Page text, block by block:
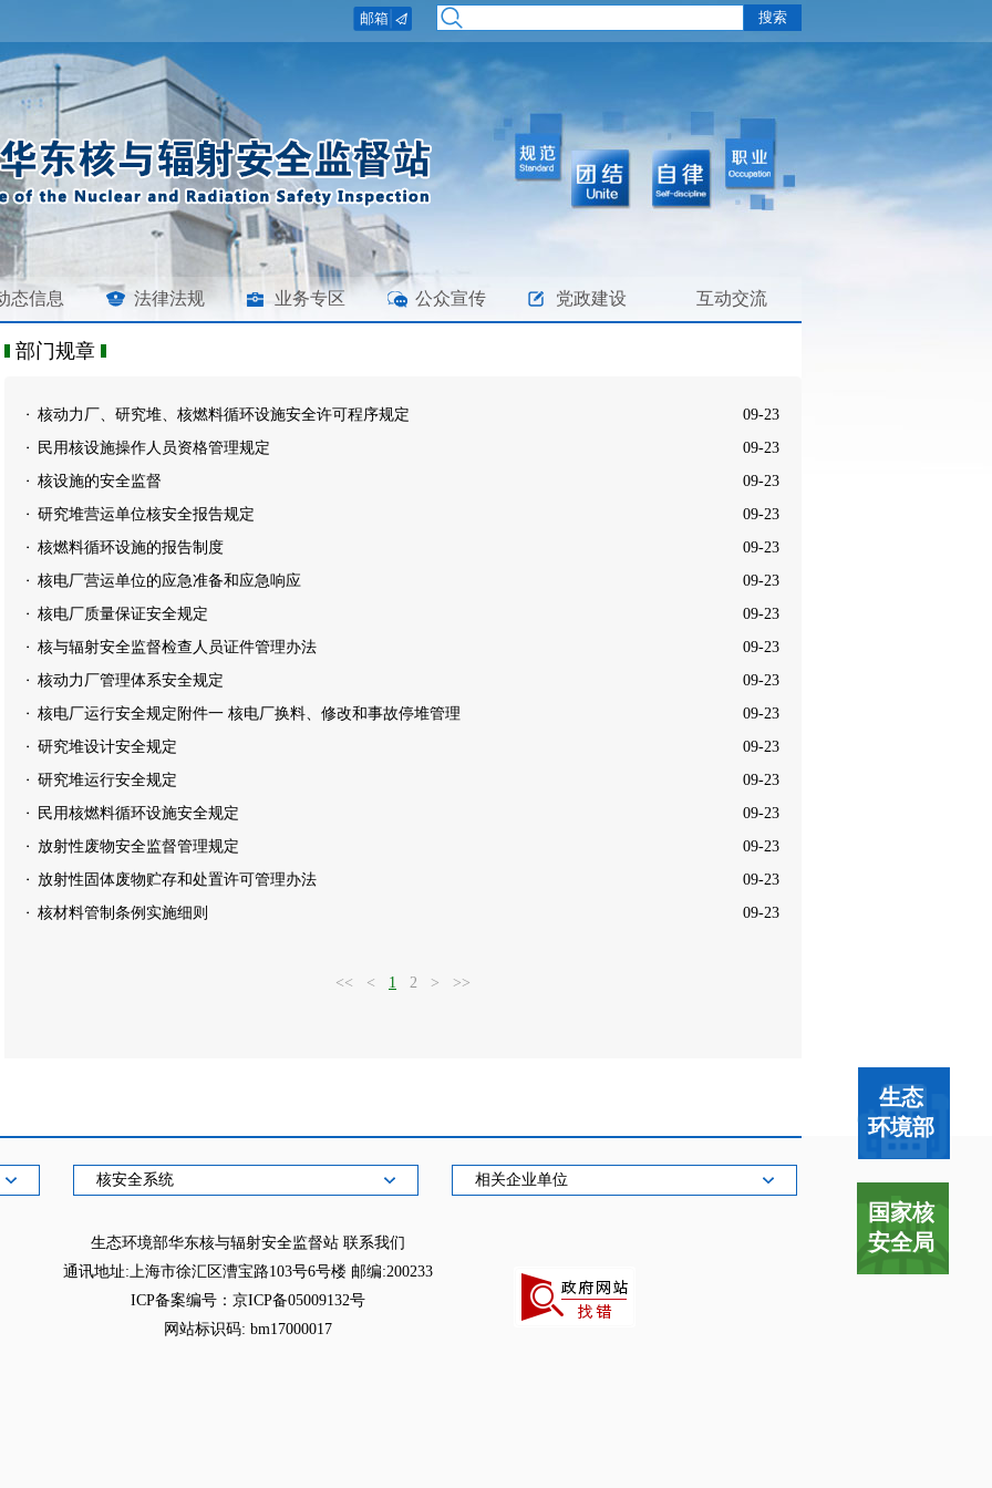
态信息 法律法规 业务专区 公众宣传 党政建设 互动交流
部门规章
09-23
核动力厂、研究堆、核燃料循环设施安全许可程序规定
09-23
民用核设施操作人员资格管理规定
09-23
核设施的安全监督
09-23
研究堆营运单位核安全报告规定
09-23
核燃料循环设施的报告制度
09-23
核电厂营运单位的应急准备和应急响应
09-23
核电厂质量保证安全规定
09-23
核与辐射安全监督检查人员证件管理办法
09-23
核动力厂管理体系安全规定
09-23
核电厂运行安全规定附件一 核电厂换料、修改和事故停堆管理
09-23
研究堆设计安全规定
09-23
研究堆运行安全规定
09-23
民用核燃料循环设施安全规定
09-23
放射性废物安全监督管理规定
09-23
放射性固体废物贮存和处置许可管理办法
09-23
核材料管制条例实施细则
<< < 1 2 > >>
核安全系统 相关企业单位
生态环境部华东核与辐射安全监督站 联系我们
通讯地址:上海市徐汇区漕宝路103号6号楼 邮编:200233
ICP备案编号：京ICP备05009132号
网站标识码: bm17000017
生态
环境部
国家核
安全局